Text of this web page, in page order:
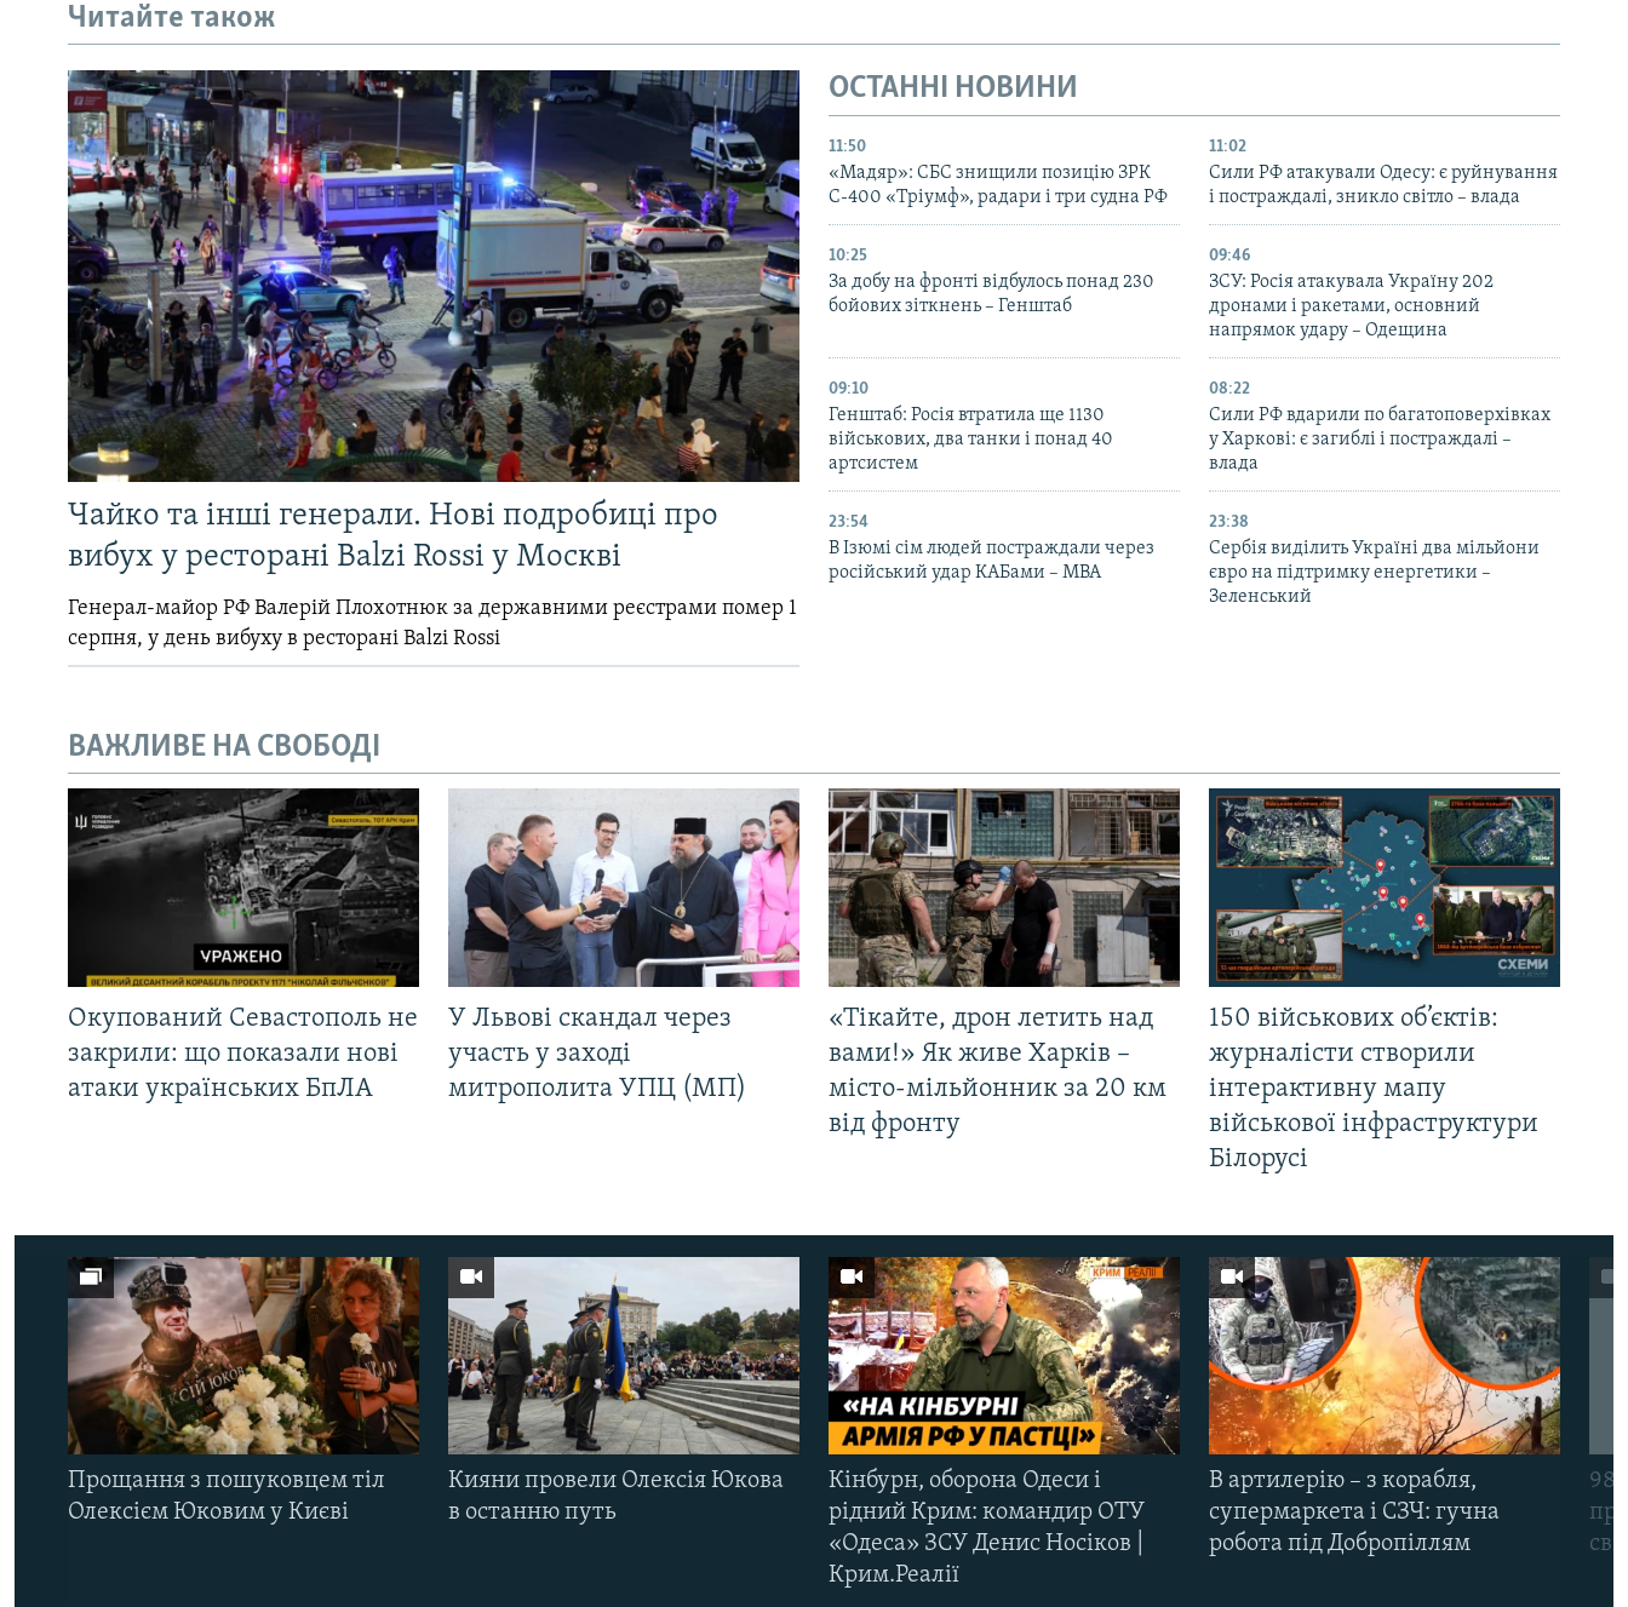
Читайте також
Чайко та інші генерали. Нові подробиці про
вибух у ресторані Balzi Rossi у Москві
Генерал-майор РФ Валерій Плохотнюк за державними реєстрами помер 1
серпня, у день вибуху в ресторані Balzi Rossi
ОСТАННІ НОВИНИ
11:50
«Мадяр»: СБС знищили позицію ЗРК
С-400 «Тріумф», радари і три судна РФ
11:02
Сили РФ атакували Одесу: є руйнування
і постраждалі, зникло світло – влада
10:25
За добу на фронті відбулось понад 230
бойових зіткнень – Генштаб
09:46
ЗСУ: Росія атакувала Україну 202
дронами і ракетами, основний
напрямок удару – Одещина
09:10
Генштаб: Росія втратила ще 1130
військових, два танки і понад 40
артсистем
08:22
Сили РФ вдарили по багатоповерхівках
у Харкові: є загиблі і постраждалі –
влада
23:54
В Ізюмі сім людей постраждали через
російський удар КАБами – МВА
23:38
Сербія виділить Україні два мільйони
євро на підтримку енергетики –
Зеленський
ВАЖЛИВЕ НА СВОБОДІ
Окупований Севастополь не
закрили: що показали нові
атаки українських БпЛА
У Львові скандал через
участь у заході
митрополита УПЦ (МП)
«Тікайте, дрон летить над
вами!» Як живе Харків –
місто-мільйонник за 20 км
від фронту
150 військових об’єктів:
журналісти створили
інтерактивну мапу
військової інфраструктури
Білорусі
Прощання з пошуковцем тіл
Олексієм Юковим у Києві
Кияни провели Олексія Юкова
в останню путь
Кінбурн, оборона Одеси і
рідний Крим: командир ОТУ
«Одеса» ЗСУ Денис Носіков |
Крим.Реалії
В артилерію – з корабля,
супермаркета і СЗЧ: гучна
робота під Добропіллям
98-